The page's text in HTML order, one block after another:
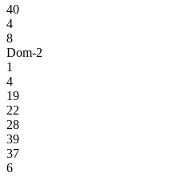
40
4
8
Dom-2
1
4
19
22
28
39
37
6